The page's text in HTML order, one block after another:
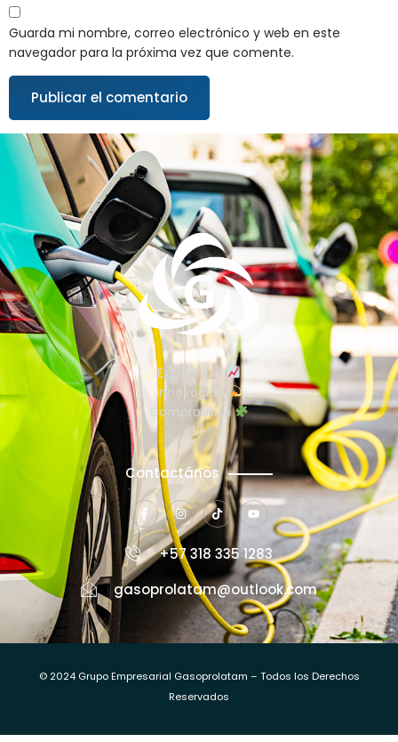
Guarda mi nombre, correo electrónico y web en este
navegador para la próxima vez que comente.
Excelencia
Innovación
Compromiso
Contactános
+57 318 335 1283
gasoprolatam@outlook.com
© 2024 Grupo Empresarial Gasoprolatam – Todos los Derechos
Reservados